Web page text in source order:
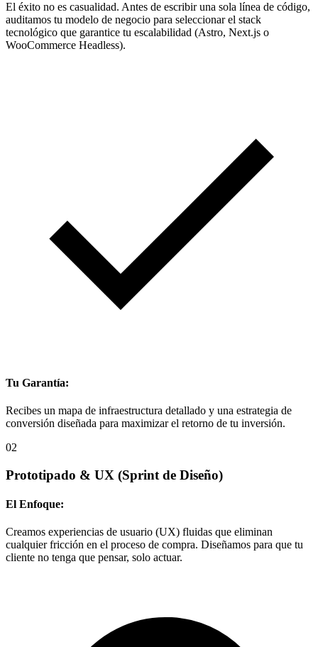
El éxito no es casualidad. Antes de escribir una sola línea de código,
auditamos tu modelo de negocio para seleccionar el stack
tecnológico que garantice tu escalabilidad (Astro, Next.js o
WooCommerce Headless).
Tu Garantía:
Recibes un mapa de infraestructura detallado y una estrategia de
conversión diseñada para maximizar el retorno de tu inversión.
02
Prototipado & UX (Sprint de Diseño)
El Enfoque:
Creamos experiencias de usuario (UX) fluidas que eliminan
cualquier fricción en el proceso de compra. Diseñamos para que tu
cliente no tenga que pensar, solo actuar.